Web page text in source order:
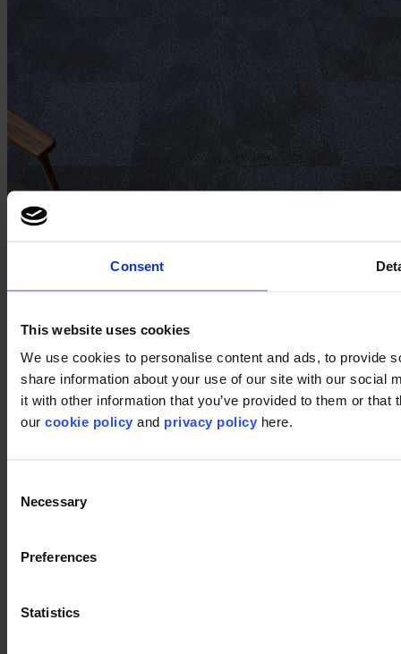
Consent
This website uses cookies
We use cookies to personalise content and ads, to provide
share information about your use of our site with our social
it with other information that you’ve provided to them or
our cookie policy and privacy policy here.
Selection
Necessary
Preferences
Statistics
First Forward 573